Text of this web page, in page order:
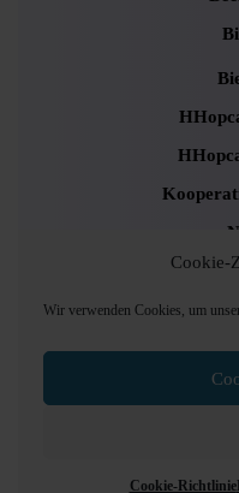
Cookie-
Wir verwenden Cookies, um
Cookie-Richtlinie
Podcaster Radio
Pods Hamburg ©